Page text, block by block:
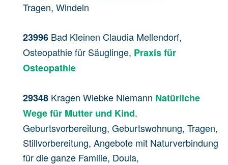
Tragen, Windeln
23996 Bad Kleinen Claudia Mellendorf,
Osteopathie für Säuglinge, Praxis für
Osteopathie
29348 Kragen Wiebke Niemann Natürliche
Wege für Mutter und Kind.
Geburtsvorbereitung, Geburtswohnung, Tragen,
Stillvorbereitung, Angebote mit Naturverbindung
für die ganze Familie, Doula,